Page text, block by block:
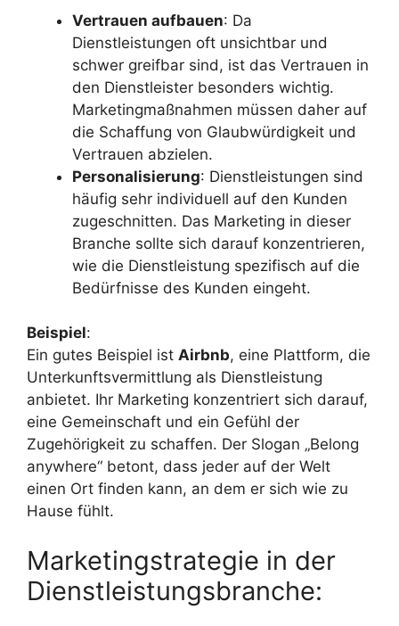
Vertrauen aufbauen: Da
Dienstleistungen oft unsichtbar und
schwer greifbar sind, ist das Vertrauen in
den Dienstleister besonders wichtig.
Marketingmaßnahmen müssen daher auf
die Schaffung von Glaubwürdigkeit und
Vertrauen abzielen.
Personalisierung: Dienstleistungen sind
häufig sehr individuell auf den Kunden
zugeschnitten. Das Marketing in dieser
Branche sollte sich darauf konzentrieren,
wie die Dienstleistung spezifisch auf die
Bedürfnisse des Kunden eingeht.
Beispiel:
Ein gutes Beispiel ist Airbnb, eine Plattform, die
Unterkunftsvermittlung als Dienstleistung
anbietet. Ihr Marketing konzentriert sich darauf,
eine Gemeinschaft und ein Gefühl der
Zugehörigkeit zu schaffen. Der Slogan „Belong
anywhere“ betont, dass jeder auf der Welt
einen Ort finden kann, an dem er sich wie zu
Hause fühlt.
Marketingstrategie in der
Dienstleistungsbranche: